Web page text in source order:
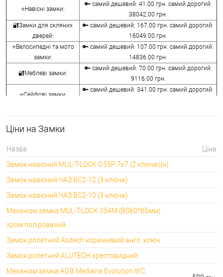
⭐Навісні замки:
🔑 самий дешевий: 41.00 грн. самий дорогий:
38042.00 грн.
🔐Замки для скляних
дверей:
🔑 самий дешевий: 167.00 грн. самий дорогий:
16049.00 грн.
⭐Велосипедні та мото
замки:
🔑 самий дешевий: 107.00 грн. самий дорогий:
14836.00 грн.
🔐Меблеві замки:
🔑 самий дешевий: 70.00 грн. самий дорогий:
9116.00 грн.
⭐Сейфові замки:
🔑 самий дешевий: 341.00 грн. самий дорогий:
🔐Кодові замки:
⭐Протипожежна
🔐Замки для ролетів:
🔑 самий дешевий: 600.00 грн. самий дорогий:
660.00 грн.
Ціни на Замки
Назва
Ціна
Замок навісний MUL-T-LOCK G55P 7x7 (2 ключа)(н)
Замок навісний ЧАЗ ВС2-12 (3 ключа)
Замок навісний ЧАЗ ВС2-10 (3 ключа)
Механізм замка MUL-T-LOCK 354M (BS60*85мм)
хром полірований
Замок ролетний Alutech коричневий англ. ключ
Замок ролетний ALUTECH хрестовидний
Механізм замка AGB Mediana Evolution WC